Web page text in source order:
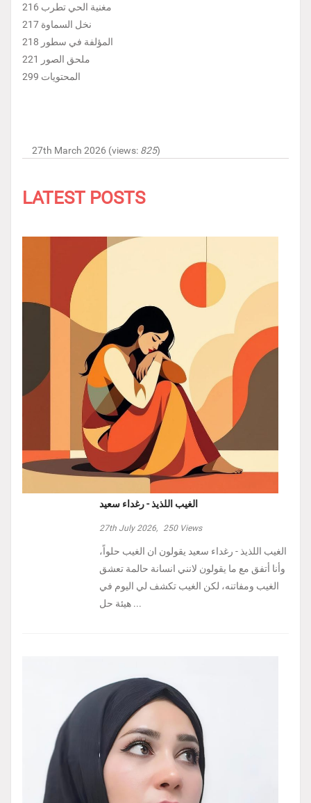
مغنية الحي تطرب 216
نخل السماوة 217
المؤلفة في سطور 218
ملحق الصور 221
المحتويات 299
27th March 2026 (views: 825)
LATEST POSTS
الغيب اللذيذ - رغداء سعيد
27th July 2026, 250Views
الغيب اللذيذ - رغداء سعيد يقولون ان الغيب حلواً،
وأنا أتفق مع ما يقولون لانني انسانة حالمة تعشق
الغيب ومفاتنه، لكن الغيب تكشف لي اليوم في
هيئة حل ...